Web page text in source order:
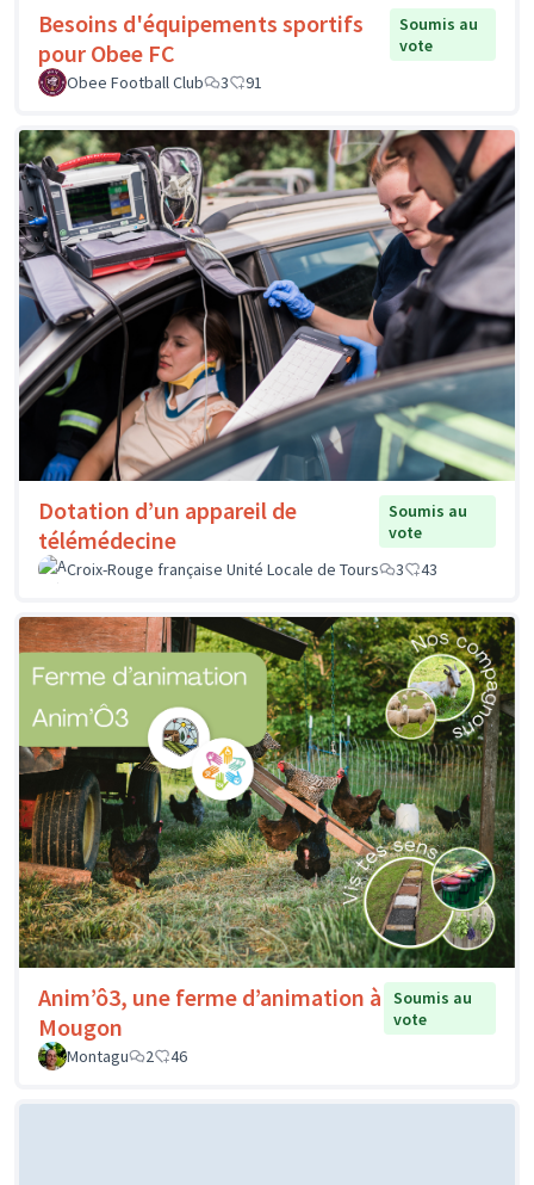
Besoins d'équipements sportifs
pour Obee FC
Soumis au
vote
Obee Football Club
3 91
Dotation d’un appareil de
télémédecine
Soumis au
vote
Croix-Rouge française Unité Locale de Tours
3 43
Anim’ô3, une ferme d’animation à
Mougon
Soumis au
vote
Montagu
2 46